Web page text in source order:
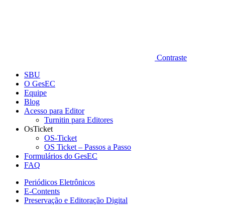
Contraste
SBU
O GesEC
Equipe
Blog
Acesso para Editor
Turnitin para Editores
OsTicket
OS-Ticket
OS Ticket – Passos a Passo
Formulários do GesEC
FAQ
Periódicos Eletrônicos
E-Contents
Preservação e Editoração Digital